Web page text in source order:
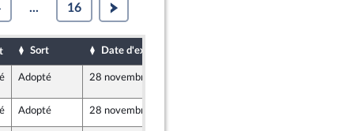
... 16
Sort Date d'examen
sociales
de la commission des affaires sociales
Adopté 28 novembre 2018
Adopté 28 novembre 2018